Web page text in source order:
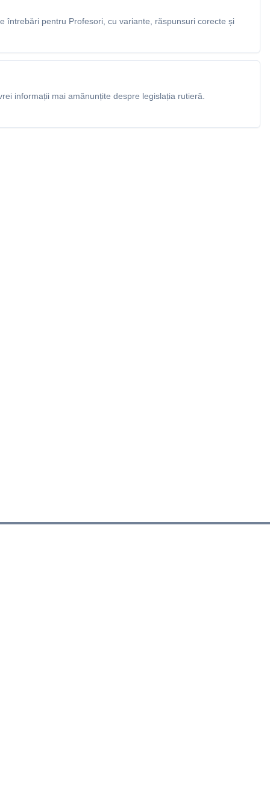
întrebări pentru Profesori, cu variante, răspunsuri corecte și
informații mai amănunțite despre legislația rutieră.